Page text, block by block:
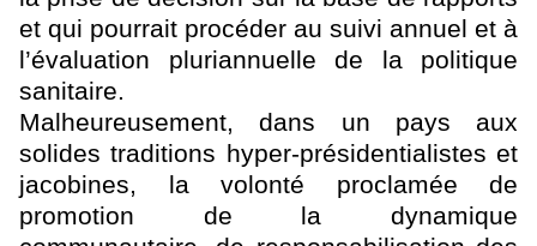
et qui pourrait procéder au suivi annuel et à
l’évaluation pluriannuelle de la politique
sanitaire.
Malheureusement, dans un pays aux
solides traditions hyper-présidentialistes et
jacobines, la volonté proclamée de
promotion de la dynamique